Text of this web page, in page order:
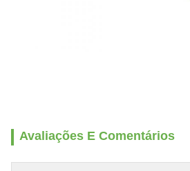
Avaliações E Comentários